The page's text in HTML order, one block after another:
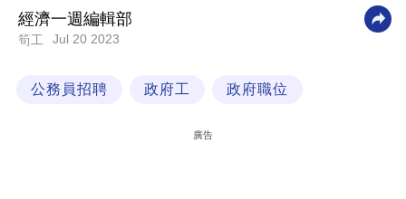
業
科
經濟一週編輯部
筍工 Jul 20 2023
公務員招聘 政府工 政府職位
廣告